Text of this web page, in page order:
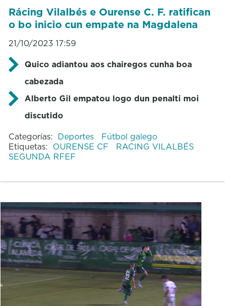
Rácing Vilalbés e Ourense C. F. ratifican
o bo inicio cun empate na Magdalena
21/10/2023 17:59
Quico adiantou aos chairegos cunha boa
cabezada
Alberto Gil empatou logo dun penalti moi
discutido
Categorías: Deportes
Fútbol galego
Etiquetas: OURENSE CF
RACING VILALBÉS
SEGUNDA RFEF